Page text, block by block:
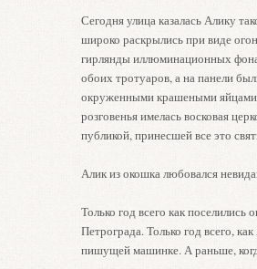
Сегодня улица казалась Алику
широко раскрылись при виде
гирлянды иллюминационных
обоих тротуаров, а на панели
окруженными крашеными
розговенья имелась восковая
публикой, принесшей все это
Алик из окошка любовался
Только год всего как
Петрограда. Только год всего,
пишущей машинке. А раньше,